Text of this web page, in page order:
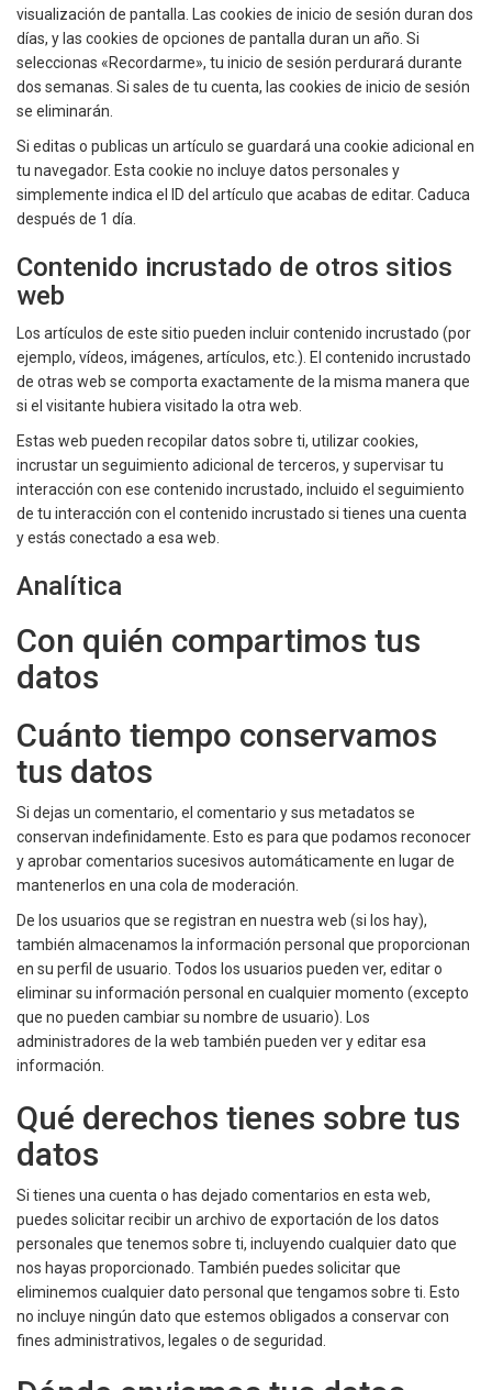
visualización de pantalla. Las cookies de inicio de sesión duran dos
días, y las cookies de opciones de pantalla duran un año. Si
seleccionas «Recordarme», tu inicio de sesión perdurará durante
dos semanas. Si sales de tu cuenta, las cookies de inicio de sesión
se eliminarán.
Si editas o publicas un artículo se guardará una cookie adicional en
tu navegador. Esta cookie no incluye datos personales y
simplemente indica el ID del artículo que acabas de editar. Caduca
después de 1 día.
Contenido incrustado de otros sitios
web
Los artículos de este sitio pueden incluir contenido incrustado (por
ejemplo, vídeos, imágenes, artículos, etc.). El contenido incrustado
de otras web se comporta exactamente de la misma manera que
si el visitante hubiera visitado la otra web.
Estas web pueden recopilar datos sobre ti, utilizar cookies,
incrustar un seguimiento adicional de terceros, y supervisar tu
interacción con ese contenido incrustado, incluido el seguimiento
de tu interacción con el contenido incrustado si tienes una cuenta
y estás conectado a esa web.
Analítica
Con quién compartimos tus
datos
Cuánto tiempo conservamos
tus datos
Si dejas un comentario, el comentario y sus metadatos se
conservan indefinidamente. Esto es para que podamos reconocer
y aprobar comentarios sucesivos automáticamente en lugar de
mantenerlos en una cola de moderación.
De los usuarios que se registran en nuestra web (si los hay),
también almacenamos la información personal que proporcionan
en su perfil de usuario. Todos los usuarios pueden ver, editar o
eliminar su información personal en cualquier momento (excepto
que no pueden cambiar su nombre de usuario). Los
administradores de la web también pueden ver y editar esa
información.
Qué derechos tienes sobre tus
datos
Si tienes una cuenta o has dejado comentarios en esta web,
puedes solicitar recibir un archivo de exportación de los datos
personales que tenemos sobre ti, incluyendo cualquier dato que
nos hayas proporcionado. También puedes solicitar que
eliminemos cualquier dato personal que tengamos sobre ti. Esto
no incluye ningún dato que estemos obligados a conservar con
fines administrativos, legales o de seguridad.